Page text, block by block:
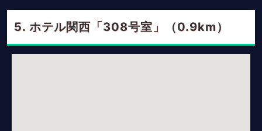
ホテル関西「308号室」（0.9km）